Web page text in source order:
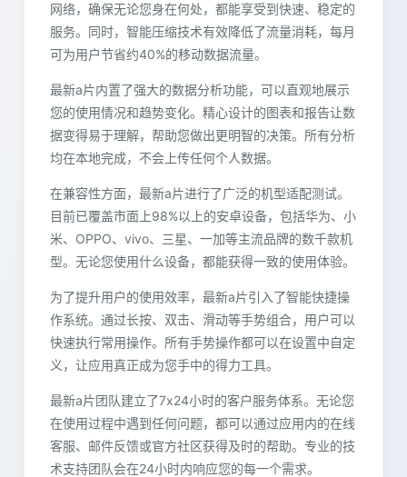
网络，确保无论您身在何处，都能享受到快速、稳定的
服务。同时，智能压缩技术有效降低了流量消耗，每月
可为用户节省约40%的移动数据流量。
最新a片内置了强大的数据分析功能，可以直观地展示
您的使用情况和趋势变化。精心设计的图表和报告让数
据变得易于理解，帮助您做出更明智的决策。所有分析
均在本地完成，不会上传任何个人数据。
在兼容性方面，最新a片进行了广泛的机型适配测试。
目前已覆盖市面上98%以上的安卓设备，包括华为、小
米、OPPO、vivo、三星、一加等主流品牌的数千款机
型。无论您使用什么设备，都能获得一致的使用体验。
为了提升用户的使用效率，最新a片引入了智能快捷操
作系统。通过长按、双击、滑动等手势组合，用户可以
快速执行常用操作。所有手势操作都可以在设置中自定
义，让应用真正成为您手中的得力工具。
最新a片团队建立了7x24小时的客户服务体系。无论您
在使用过程中遇到任何问题，都可以通过应用内的在线
客服、邮件反馈或官方社区获得及时的帮助。专业的技
术支持团队会在24小时内响应您的每一个需求。